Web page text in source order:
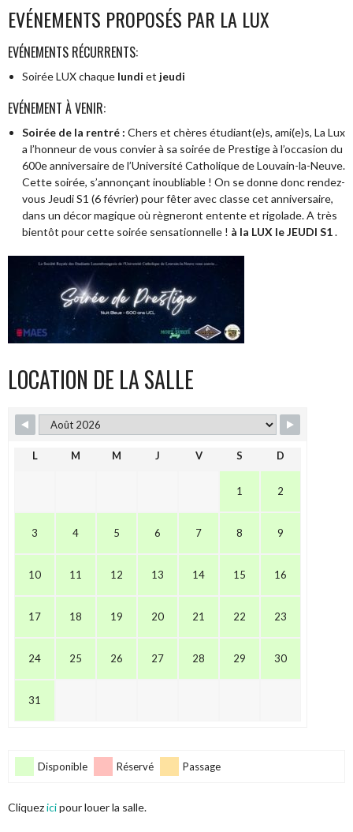
EVÉNEMENTS PROPOSÉS PAR LA LUX
EVÉNEMENTS RÉCURRENTS:
Soirée LUX chaque lundi et jeudi
EVÉNEMENT À VENIR:
Soirée de la rentré : Chers et chères étudiant(e)s, ami(e)s, La Lux
a l’honneur de vous convier à sa soirée de Prestige à l’occasion du
600e anniversaire de l’Université Catholique de Louvain-la-Neuve.
Cette soirée, s’annonçant inoubliable ! On se donne donc rendez-
vous Jeudi S1 (6 février) pour fêter avec classe cet anniversaire,
dans un décor magique où règneront entente et rigolade. A très
bientôt pour cette soirée sensationnelle ! à la LUX le JEUDI S1.
LOCATION DE LA SALLE
L M M J V S D
1 2
3 4 5 6 7 8 9
10 11 12 13 14 15 16
17 18 19 20 21 22 23
24 25 26 27 28 29 30
31
Disponible Réservé Passage
Cliquezicipour louer la salle.